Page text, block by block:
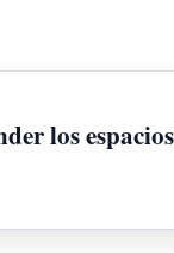
los